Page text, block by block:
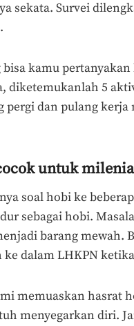
sekata. Survei
bisa kamu
diketemukanlah 5
pergi dan pulang
untuk
soal hobi ke
sebagai hobi.
barang mewah.
dalam LHKPN
memuaskan hasrat
menyegarkan diri.